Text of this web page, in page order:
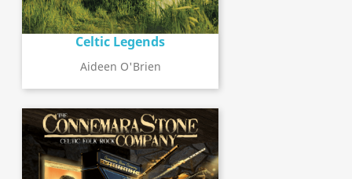
Celtic Legends
Aideen O'Brien